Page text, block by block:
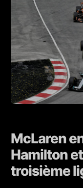
McLaren
Hamilton
troisième